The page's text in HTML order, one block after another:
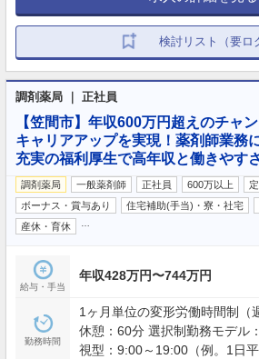
検討リスト（要ロ
調剤薬局 ｜ 正社員
【笠間市】年収600万円超えのチャ
キャリアアップを実現！薬剤師業務
充実の福利厚生で高年収と働きやす
調剤薬局 一般薬剤師 正社員 600万以上
ボーナス・賞与あり
住宅補助(手当)・寮・社宅
産休・育休
給与・手当
年収428万円〜744万円
勤務時間
1ヶ月単位の変形労働時間制（
休憩：60分 選択制勤務モデル
視型：9:00～19:00（例。1日